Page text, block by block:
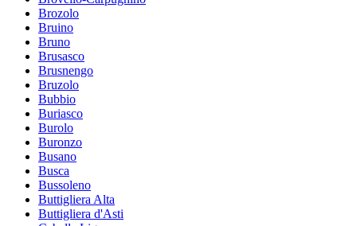
Brozolo
Bruino
Bruno
Brusasco
Brusnengo
Bruzolo
Bubbio
Buriasco
Burolo
Buronzo
Busano
Busca
Bussoleno
Buttigliera Alta
Buttigliera d'Asti